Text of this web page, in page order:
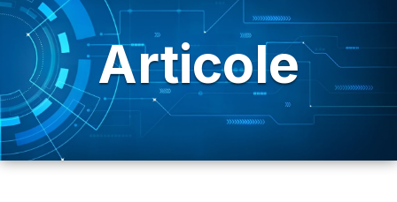
Articole